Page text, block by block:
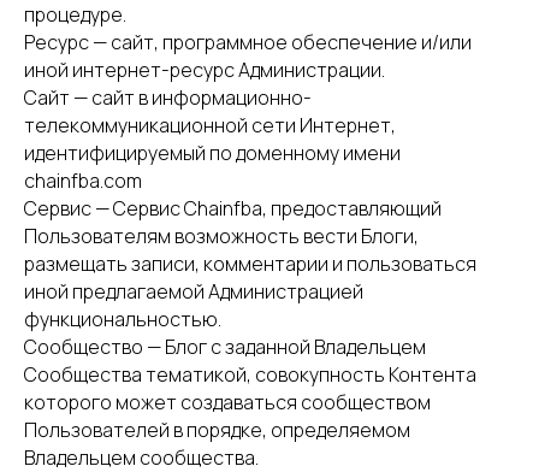
процедуре.
Ресурс — сайт, программное обеспечение и/или
иной интернет-ресурс Администрации.
Сайт — сайт в информационно-
телекоммуникационной сети Интернет,
идентифицируемый по доменному имени
chainfba.com
Сервис — Сервис Chainfba, предоставляющий
Пользователям возможность вести Блоги,
размещать записи, комментарии и пользоваться
иной предлагаемой Администрацией
функциональностью.
Сообщество — Блог с заданной Владельцем
Сообщества тематикой, совокупность Контента
которого может создаваться сообществом
Пользователей в порядке, определяемом
Владельцем сообщества.